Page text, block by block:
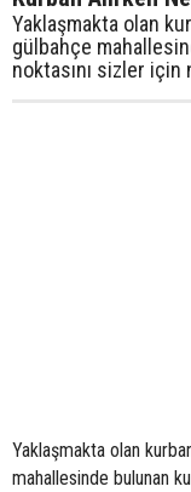
Yaklaşmakta olan
gülbahçe
noktasını sizler için
Yaklaşmakta olan
mahallesinde bulunan